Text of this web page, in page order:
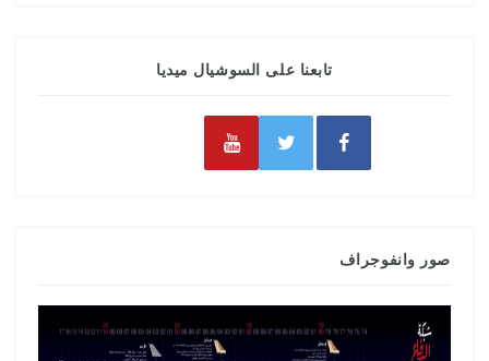
تابعنا على السوشيال ميديا
صور وانفوجراف